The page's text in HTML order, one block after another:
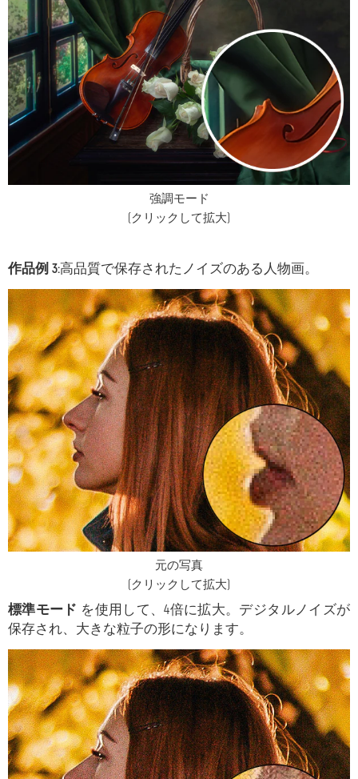
強調モード
(クリックして拡大)
作品例 3:高品質で保存されたノイズのある人物画。
元の写真
(クリックして拡大)
標準モード を使用して、4倍に拡大。デジタルノイズが
保存され、大きな粒子の形になります。